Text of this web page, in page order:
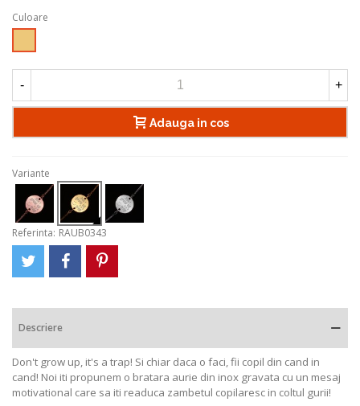
Culoare
- +
Adauga in cos
Variante
Referinta: RAUB0343
Descriere
Don't grow up, it's a trap! Si chiar daca o faci, fii copil din cand in
cand! Noi iti propunem o bratara aurie din inox gravata cu un mesaj
motivational care sa iti readuca zambetul copilaresc in coltul gurii!